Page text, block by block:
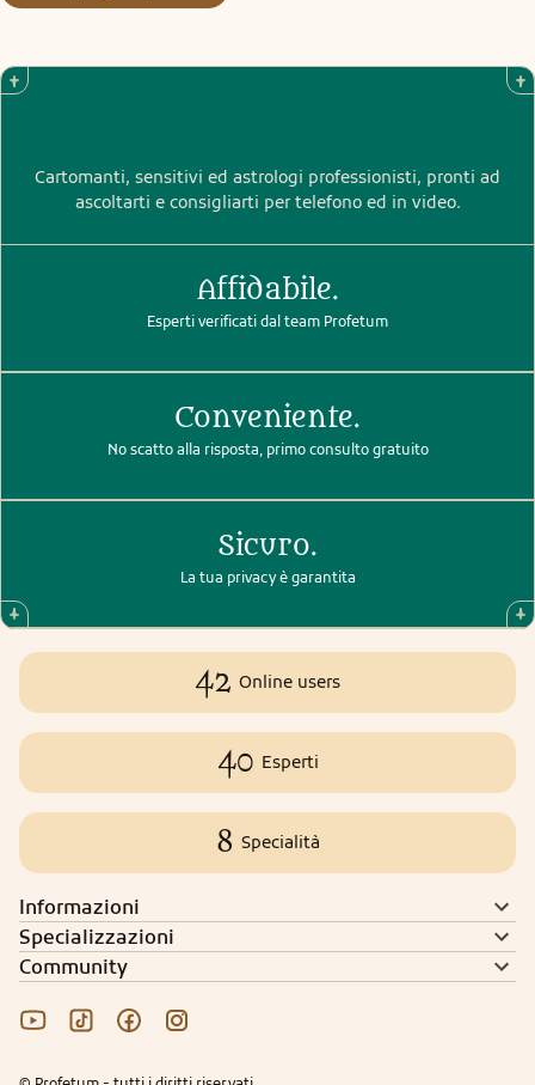
Cartomanti, sensitivi ed astrologi professionisti, pronti ad
ascoltarti e consigliarti per telefono ed in video.
Affidabile.
Esperti verificati dal team Profetum
Conveniente.
No scatto alla risposta, primo consulto gratuito
Sicuro.
La tua privacy è garantita
42 Online users
40 Esperti
8 Specialità
Informazioni
Specializzazioni
Community